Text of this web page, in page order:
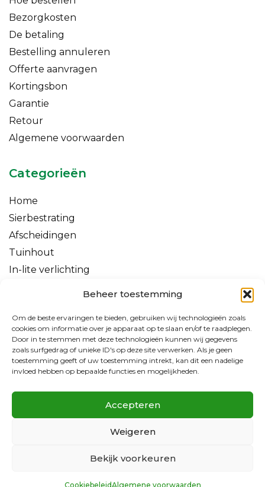
Beheer toestemming
Om de beste ervaringen te bieden, gebruiken wij technologieën zoals
cookies om informatie over je apparaat op te slaan en/of te raadplegen.
Door in te stemmen met deze technologieën kunnen wij gegevens
zoals surfgedrag of unieke ID's op deze site verwerken. Als je geen
toestemming geeft of uw toestemming intrekt, kan dit een nadelige
invloed hebben op bepaalde functies en mogelijkheden.
Accepteren
Weigeren
Bekijk voorkeuren
CookiebeleidAlgemene voorwaarden
Bezorgkosten
De betaling
Bestelling annuleren
Offerte aanvragen
Kortingsbon
Garantie
Retour
Algemene voorwaarden
Categorieën
Home
Sierbestrating
Afscheidingen
Tuinhout
In-lite verlichting